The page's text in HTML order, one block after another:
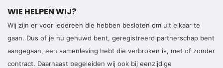
WIE HELPEN WIJ?
Wij zijn er voor iedereen die hebben besloten om uit elkaar te
gaan. Dus of je nu gehuwd bent, geregistreerd partnerschap bent
aangegaan, een samenleving hebt die verbroken is, met of zonder
contract. Daarnaast begeleiden wij ook bij eenzijdige